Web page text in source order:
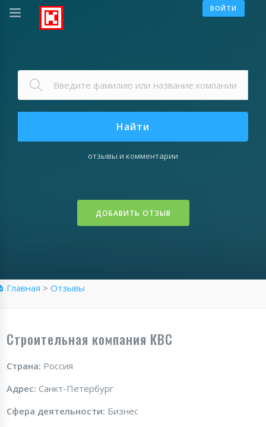
ВОЙТИ
Найти
отзывы и комментарии
ДОБАВИТЬ ОТЗЫВ
Главная > Отзывы
Строительная компания КВС
Страна: Россия
Адрес: Санкт-Петербург
Сфера деятельности: Бизнес